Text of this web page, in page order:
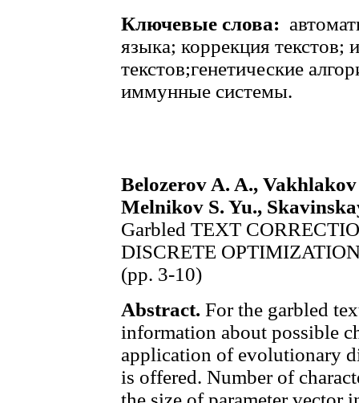
Ключевые слова:
языка; коррекция текстов;
текстов;генетические
иммунные системы.
Belozerov A. A.,
Melnikov S. Yu.,
Garbled TEXT
DISCRETE
(pp. 3-10)
Abstract. For the garbled
information about possible
application of evolutionary
is offered. Number of